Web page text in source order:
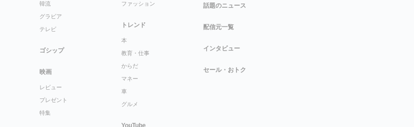
韓流
グラビア
テレビ
ゴシップ
映画
レビュー
プレゼント
特集
ファッション
トレンド
本
教育・仕事
からだ
マネー
車
グルメ
YouTube
話題のニュース
配信元一覧
インタビュー
セール・おトク